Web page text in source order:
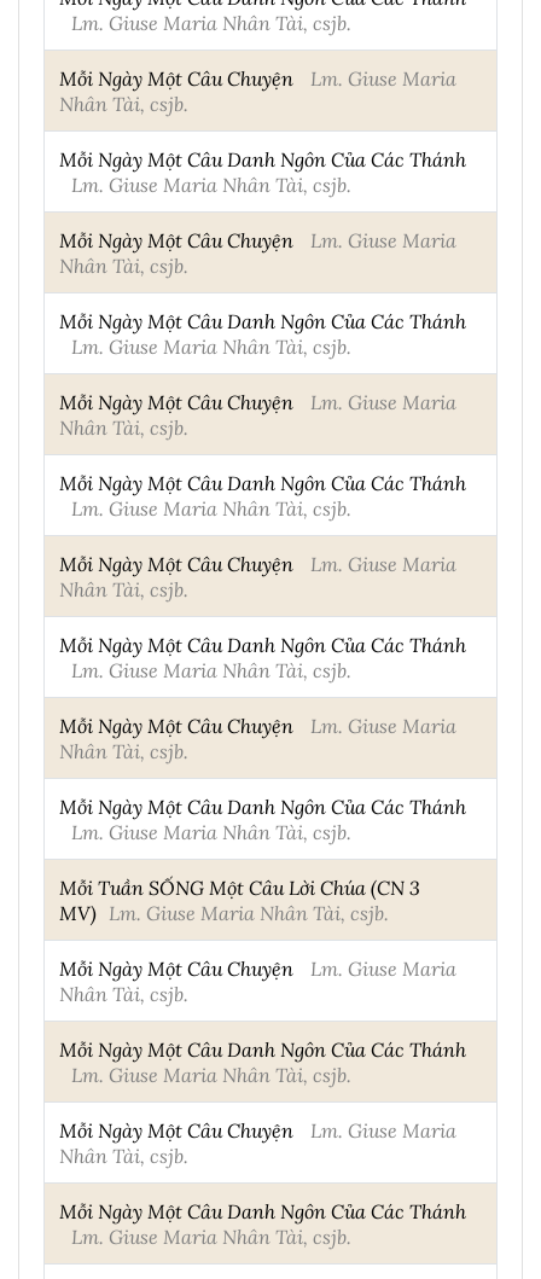
Lm. Giuse Maria Nhân Tài, csjb.
Mỗi Ngày Một Câu Chuyện
Lm. Giuse Maria
Nhân Tài, csjb.
Mỗi Ngày Một Câu Danh Ngôn Của Các Thánh
Lm. Giuse Maria Nhân Tài, csjb.
Mỗi Ngày Một Câu Chuyện
Lm. Giuse Maria
Nhân Tài, csjb.
Mỗi Ngày Một Câu Danh Ngôn Của Các Thánh
Lm. Giuse Maria Nhân Tài, csjb.
Mỗi Ngày Một Câu Chuyện
Lm. Giuse Maria
Nhân Tài, csjb.
Mỗi Ngày Một Câu Danh Ngôn Của Các Thánh
Lm. Giuse Maria Nhân Tài, csjb.
Mỗi Ngày Một Câu Chuyện
Lm. Giuse Maria
Nhân Tài, csjb.
Mỗi Ngày Một Câu Danh Ngôn Của Các Thánh
Lm. Giuse Maria Nhân Tài, csjb.
Mỗi Ngày Một Câu Chuyện
Lm. Giuse Maria
Nhân Tài, csjb.
Mỗi Ngày Một Câu Danh Ngôn Của Các Thánh
Lm. Giuse Maria Nhân Tài, csjb.
Mỗi Tuần SỐNG Một Câu Lời Chúa (CN 3
MV) Lm. Giuse Maria Nhân Tài, csjb.
Mỗi Ngày Một Câu Chuyện
Lm. Giuse Maria
Nhân Tài, csjb.
Mỗi Ngày Một Câu Danh Ngôn Của Các Thánh
Lm. Giuse Maria Nhân Tài, csjb.
Mỗi Ngày Một Câu Chuyện
Lm. Giuse Maria
Nhân Tài, csjb.
Mỗi Ngày Một Câu Danh Ngôn Của Các Thánh
Lm. Giuse Maria Nhân Tài, csjb.